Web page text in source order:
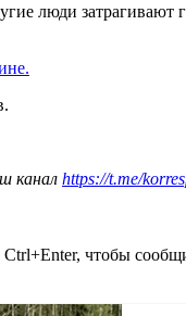
люди
канал https://t.me/
чтобы